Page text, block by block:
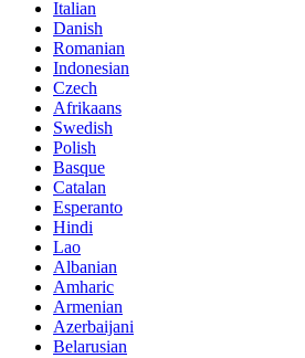
Italian
Danish
Romanian
Indonesian
Czech
Afrikaans
Swedish
Polish
Basque
Catalan
Esperanto
Hindi
Lao
Albanian
Amharic
Armenian
Azerbaijani
Belarusian